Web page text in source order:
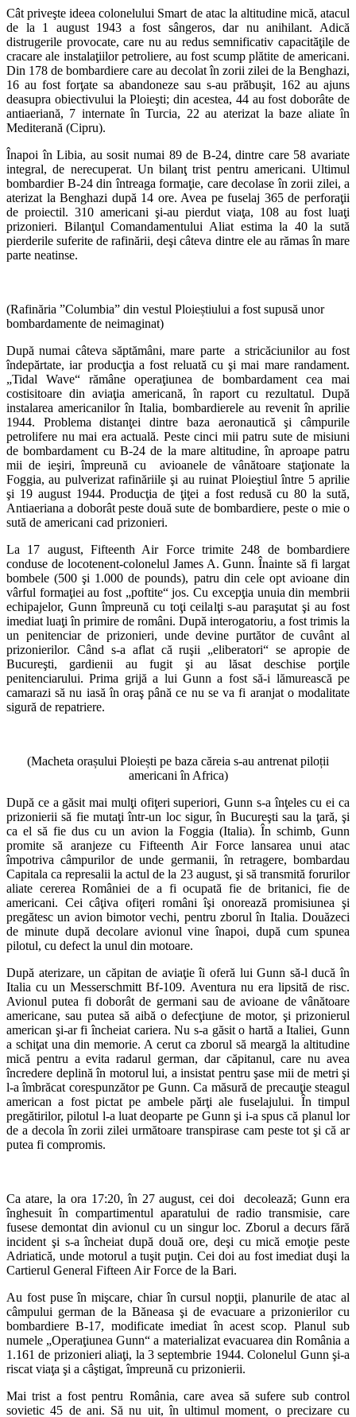
Cât priveşte ideea colonelului Smart de atac la altitudine mică, atacul
de la 1 august 1943 a fost sângeros, dar nu anihilant. Adică
distrugerile provocate, care nu au redus semnificativ capacităţile de
cracare ale instalaţiilor petroliere, au fost scump plătite de americani.
Din 178 de bombardiere care au decolat în zorii zilei de la Benghazi,
16 au fost forţate sa abandoneze sau s-au prăbuşit, 162 au ajuns
deasupra obiectivului la Ploieşti; din acestea, 44 au fost doborâte de
antiaeriană, 7 internate în Turcia, 22 au aterizat la baze aliate în
Mediterană (Cipru).
Înapoi în Libia, au sosit numai 89 de B-24, dintre care 58 avariate
integral, de nerecuperat. Un bilanţ trist pentru americani. Ultimul
bombardier B-24 din întreaga formaţie, care decolase în zorii zilei, a
aterizat la Benghazi după 14 ore. Avea pe fuselaj 365 de perforaţii
de proiectil. 310 americani şi-au pierdut viaţa, 108 au fost luaţi
prizonieri. Bilanţul Comandamentului Aliat estima la 40 la sută
pierderile suferite de rafinării, deşi câteva dintre ele au rămas în mare
parte neatinse.
(Rafinăria ”Columbia” din vestul Ploieștiului a fost supusă unor
bombardamente de neimaginat)
După numai câteva săptămâni, mare parte a stricăciunilor au fost
îndepărtate, iar producţia a fost reluată cu şi mai mare randament.
„Tidal Wave“ rămâne operaţiunea de bombardament cea mai
costisitoare din aviaţia americană, în raport cu rezultatul. După
instalarea americanilor în Italia, bombardierele au revenit în aprilie
1944. Problema distanţei dintre baza aeronautică şi câmpurile
petrolifere nu mai era actuală. Peste cinci mii patru sute de misiuni
de bombardament cu B-24 de la mare altitudine, în aproape patru
mii de ieşiri, împreună cu avioanele de vânătoare staţionate la
Foggia, au pulverizat rafinăriile şi au ruinat Ploieştiul între 5 aprilie
şi 19 august 1944. Producţia de ţiţei a fost redusă cu 80 la sută,
Antiaeriana a doborât peste două sute de bombardiere, peste o mie o
sută de americani cad prizonieri.
La 17 august, Fifteenth Air Force trimite 248 de bombardiere
conduse de locotenent-colonelul James A. Gunn. Înainte să fi largat
bombele (500 şi 1.000 de pounds), patru din cele opt avioane din
vârful formaţiei au fost „poftite“ jos. Cu excepţia unuia din membrii
echipajelor, Gunn împreună cu toţi ceilalţi s-au paraşutat şi au fost
imediat luaţi în primire de români. După interogatoriu, a fost trimis la
un penitenciar de prizonieri, unde devine purtător de cuvânt al
prizonierilor. Când s-a aflat că ruşii „eliberatori“ se apropie de
Bucureşti, gardienii au fugit şi au lăsat deschise porţile
penitenciarului. Prima grijă a lui Gunn a fost să-i lămurească pe
camarazi să nu iasă în oraş până ce nu se va fi aranjat o modalitate
sigură de repatriere.
(Macheta orașului Ploiești pe baza căreia s-au antrenat piloții
americani în Africa)
După ce a găsit mai mulţi ofiţeri superiori, Gunn s-a înţeles cu ei ca
prizonierii să fie mutaţi într-un loc sigur, în Bucureşti sau la ţară, şi
ca el să fie dus cu un avion la Foggia (Italia). În schimb, Gunn
promite să aranjeze cu Fifteenth Air Force lansarea unui atac
împotriva câmpurilor de unde germanii, în retragere, bombardau
Capitala ca represalii la actul de la 23 august, şi să transmită forurilor
aliate cererea României de a fi ocupată fie de britanici, fie de
americani. Cei câţiva ofiţeri români îşi onorează promisiunea şi
pregătesc un avion bimotor vechi, pentru zborul în Italia. Douăzeci
de minute după decolare avionul vine înapoi, după cum spunea
pilotul, cu defect la unul din motoare.
După aterizare, un căpitan de aviaţie îi oferă lui Gunn să-l ducă în
Italia cu un Messerschmitt Bf-109. Aventura nu era lipsită de risc.
Avionul putea fi doborât de germani sau de avioane de vânătoare
americane, sau putea să aibă o defecţiune de motor, şi prizonierul
american şi-ar fi încheiat cariera. Nu s-a găsit o hartă a Italiei, Gunn
a schiţat una din memorie. A cerut ca zborul să meargă la altitudine
mică pentru a evita radarul german, dar căpitanul, care nu avea
încredere deplină în motorul lui, a insistat pentru şase mii de metri şi
l-a îmbrăcat corespunzător pe Gunn. Ca măsură de precauţie steagul
american a fost pictat pe ambele părţi ale fuselajului. În timpul
pregătirilor, pilotul l-a luat deoparte pe Gunn şi i-a spus că planul lor
de a decola în zorii zilei următoare transpirase cam peste tot şi că ar
putea fi compromis.
Ca atare, la ora 17:20, în 27 august, cei doi decolează; Gunn era
înghesuit în compartimentul aparatului de radio transmisie, care
fusese demontat din avionul cu un singur loc. Zborul a decurs fără
incident şi s-a încheiat după două ore, deşi cu mică emoţie peste
Adriatică, unde motorul a tuşit puţin. Cei doi au fost imediat duşi la
Cartierul General Fifteen Air Force de la Bari.
Au fost puse în mişcare, chiar în cursul nopţii, planurile de atac al
câmpului german de la Băneasa şi de evacuare a prizonierilor cu
bombardiere B-17, modificate imediat în acest scop. Planul sub
numele „Operaţiunea Gunn“ a materializat evacuarea din România a
1.161 de prizonieri aliaţi, la 3 septembrie 1944. Colonelul Gunn şi-a
riscat viaţa şi a câştigat, împreună cu prizonierii.
Mai trist a fost pentru România, care avea să sufere sub control
sovietic 45 de ani. Să nu uit, în ultimul moment, o precizare cu